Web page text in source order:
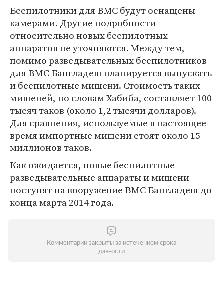
Беспилотники для ВМС будут оснащены
камерами. Другие подробности
относительно новых беспилотных
аппаратов не уточняются. Между тем,
помимо разведывательных беспилотников
для ВМС Бангладеш планируется выпускать
и беспилотные мишени. Стоимость таких
мишеней, по словам Хабиба, составляет 100
тысяч таков (около 1,2 тысячи долларов).
Для сравнения, используемые в настоящее
время импортные мишени стоят около 15
миллионов таков.
Как ожидается, новые беспилотные
разведывательные аппараты и мишени
поступят на вооружение ВМС Бангладеш до
конца марта 2014 года.
Комментарии закрыты за истечением срока
давности